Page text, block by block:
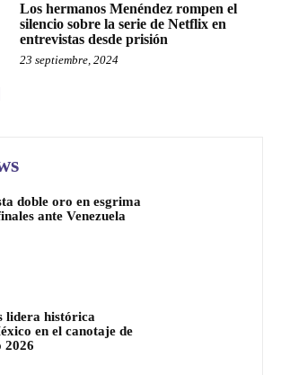
Los hermanos Menéndez rompen el
silencio sobre la serie de Netflix en
entrevistas desde prisión
23 septiembre, 2024
doble oro en esgrima
ante Venezuela
lidera histórica
en el canotaje de
2026